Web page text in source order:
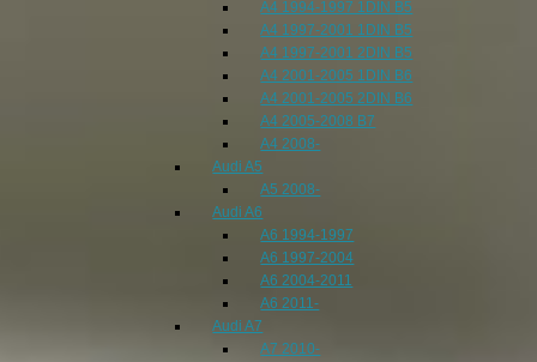
A4 1994-1997 1DIN B5
A4 1997-2001 1DIN B5
A4 1997-2001 2DIN B5
A4 2001-2005 1DIN B6
A4 2001-2005 2DIN B6
A4 2005-2008 B7
A4 2008-
Audi A5
A5 2008-
Audi A6
A6 1994-1997
A6 1997-2004
A6 2004-2011
A6 2011-
Audi A7
A7 2010-